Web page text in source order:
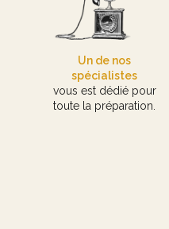
Un de nos
spécialistes
vous est dédié pour
toute la préparation.